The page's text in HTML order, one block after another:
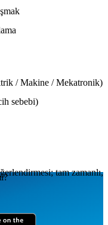
/ Makine / Mekatronik)
sebebi)
tam zamanlı,